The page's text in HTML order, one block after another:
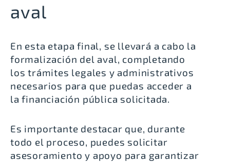
aval
En esta etapa final, se llevará a cabo la
formalización del aval, completando
los trámites legales y administrativos
necesarios para que puedas acceder a
la financiación pública solicitada.
Es importante destacar que, durante
todo el proceso, puedes solicitar
asesoramiento y apoyo para garantizar